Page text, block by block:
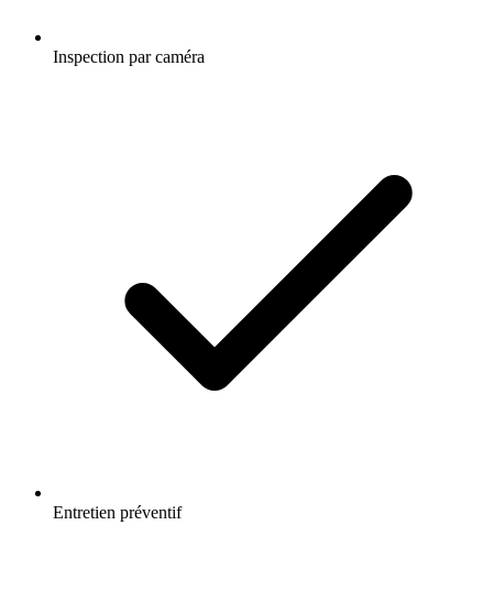
Inspection par caméra
Entretien préventif